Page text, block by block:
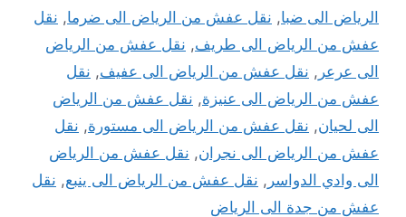
الرياض الى ضبا, نقل عفش من الرياض الى ضرما, نقل
عفش من الرياض الى طريف, نقل عفش من الرياض
الى عرعر , نقل عفش من الرياض الى عفيف, نقل
عفش من الرياض الى عنيزة, نقل عفش من الرياض
الى لحيان, نقل عفش من الرياض الى مستورة, نقل
عفش من الرياض الى نجران, نقل عفش من الرياض
الى وادي الدواسر , نقل عفش من الرياض الى ينبع, نقل
عفش من جدة الى الرياض